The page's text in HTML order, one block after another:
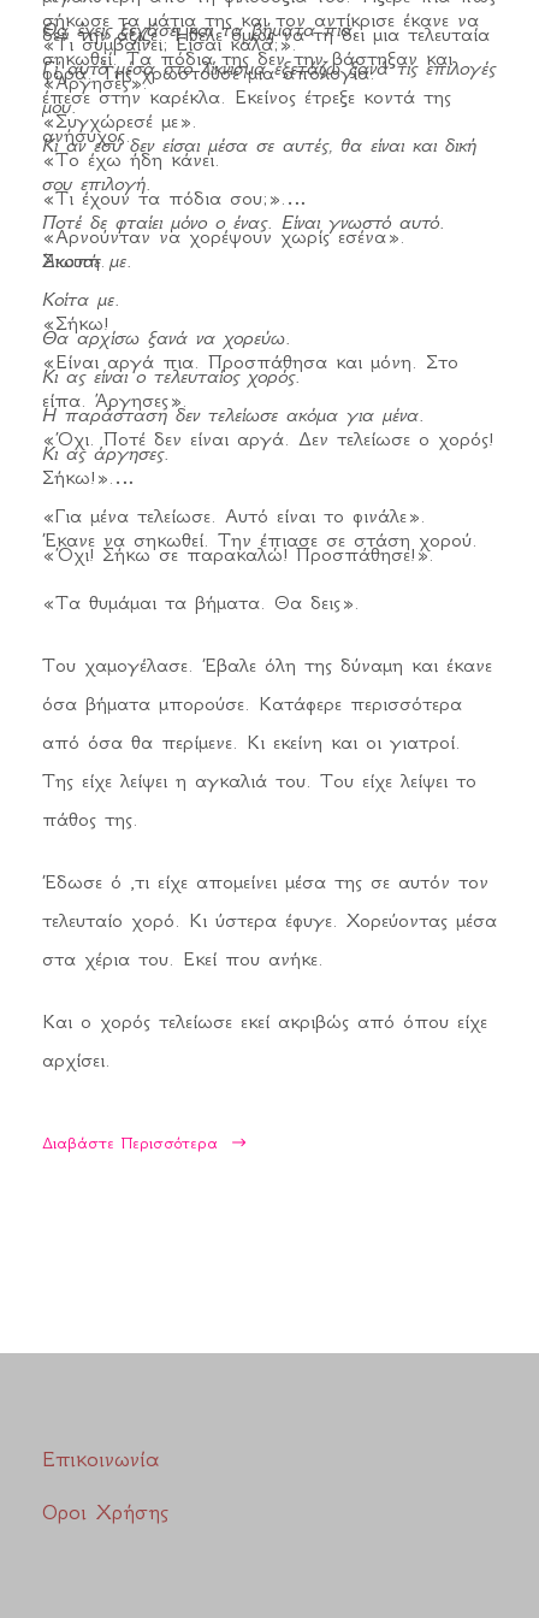
Θα έχεις ξεχάσει και τα βήματα πια.
Γι' αυτό μέσα στο λίκνισμα εξετάζω ξανά τις επιλογές
μου.
Κι αν εσύ δεν είσαι μέσα σε αυτές, θα είναι και δική
σου επιλογή.
Ποτέ δε φταίει μόνο ο ένας. Είναι γνωστό αυτό.
Άκουσε με.
Κοίτα με.
Θα αρχίσω ξανά να χορεύω.
Κι ας είναι ο τελευταίος χορός.
Η παράσταση δεν τελείωσε ακόμα για μένα.
Κι ας άργησες.
δεν την άξιζε. Ήθελε όμως να τη δει μια τελευταία
φορά. Της χρωστούσε μια απολογία.
σήκωσε τα μάτια της και τον αντίκρισε έκανε να
σηκωθεί. Τα πόδια της δεν την βάστηξαν και
έπεσε στην καρέκλα. Εκείνος έτρεξε κοντά της
ανήσυχος.
«Τι συμβαίνει; Είσαι καλά;».
«Άργησες».
«Συγχώρεσέ με».
«Το έχω ήδη κάνει.
«Τι έχουν τα πόδια σου;».
«Αρνούνταν να χορέψουν χωρίς εσένα».
Σιωπή.
«Σήκω!
«Είναι αργά πια. Προσπάθησα και μόνη. Στο
είπα. Άργησες».
«Όχι. Ποτέ δεν είναι αργά. Δεν τελείωσε ο χορός!
Σήκω!».
«Για μένα τελείωσε. Αυτό είναι το φινάλε».
«Όχι! Σήκω σε παρακαλώ! Προσπάθησε!».
Έκανε να σηκωθεί. Την έπιασε σε στάση χορού.
«Τα θυμάμαι τα βήματα. Θα δεις».
Του χαμογέλασε. Έβαλε όλη της δύναμη και έκανε
όσα βήματα μπορούσε. Κατάφερε περισσότερα
από όσα θα περίμενε. Κι εκείνη και οι γιατροί.
Της είχε λείψει η αγκαλιά του. Του είχε λείψει το
πάθος της.
Έδωσε ό ,τι είχε απομείνει μέσα της σε αυτόν τον
τελευταίο χορό. Κι ύστερα έφυγε. Χορεύοντας μέσα
στα χέρια του. Εκεί που ανήκε.
Και ο χορός τελείωσε εκεί ακριβώς από όπου είχε
αρχίσει.
Διαβάστε Περισσότερα
Επικοινωνία
Οροι Χρήσης